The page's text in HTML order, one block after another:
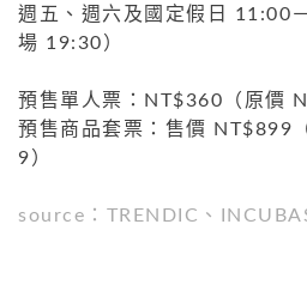
週五、週六及國定假日 11:00
場 19:30）
預售單人票：NT$360（原價
預售商品套票：售價 NT$899
9）
source：TRENDIC、